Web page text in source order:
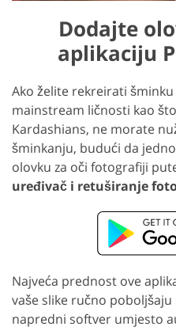
Dodajte
aplikaciju
Ako želite rekreirati
mainstream ličnosti kao
Kardashians, ne morate
šminkanju, budući da
olovku za oči fotografiji
uređivač i retuširanje
Najveća prednost ove
vaše slike ručno
napredni softver umjesto